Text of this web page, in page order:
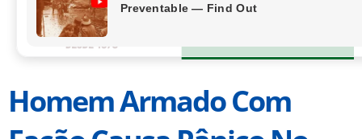
Homem Armado Com